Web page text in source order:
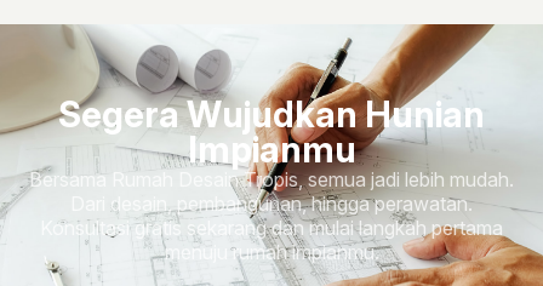
Segera Wujudkan Hunian
Impianmu
Bersama Rumah Desain Tropis, semua jadi lebih mudah.
Dari desain, pembangunan, hingga perawatan.
Konsultasi gratis sekarang dan mulai langkah pertama
menuju rumah impianmu.